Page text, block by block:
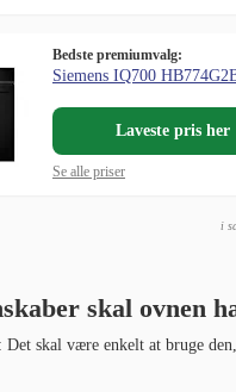
Bedste premiumvalg:
Siemens IQ700
Laveste pris her
Se alle priser
i
skal ovnen
: Det skal være enkelt at bruge